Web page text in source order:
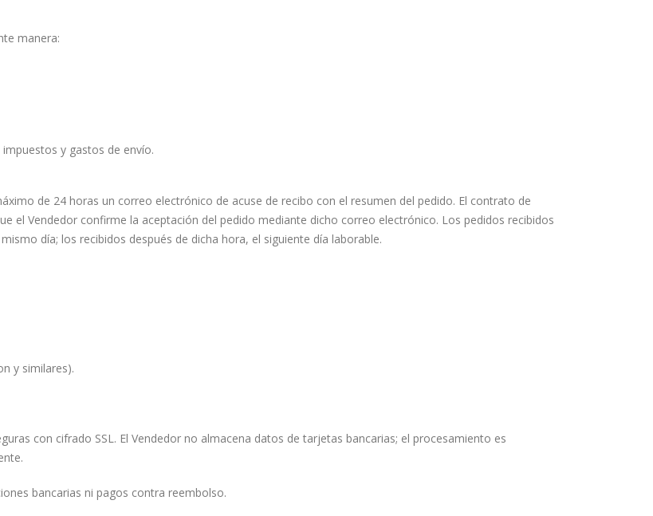
manera:
y gastos de envío.
de 24 horas un correo electrónico de acuse de recibo con el resumen del pedido. El contrato de
el Vendedor confirme la aceptación del pedido mediante dicho correo electrónico. Los pedidos recibidos
día; los recibidos después de dicha hora, el siguiente día laborable.
y similares).
con cifrado SSL. El Vendedor no almacena datos de tarjetas bancarias; el procesamiento es
bancarias ni pagos contra reembolso.